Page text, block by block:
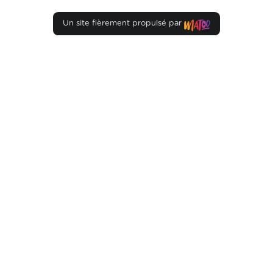
Un site fièrement propulsé par